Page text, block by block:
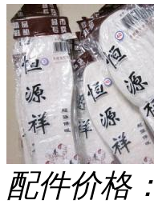
配件价格：